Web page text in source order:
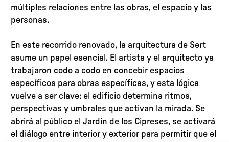
múltiples relaciones entre las obras, el espacio y las
personas.
En este recorrido renovado, la arquitectura de Sert
asume un papel esencial. El artista y el arquitecto ya
trabajaron codo a codo en concebir espacios
específicos para obras específicas, y esta lógica
vuelve a ser clave: el edificio determina ritmos,
perspectivas y umbrales que activan la mirada. Se
abrirá al público el Jardín de los Cipreses, se activará
el diálogo entre interior y exterior para permitir que el